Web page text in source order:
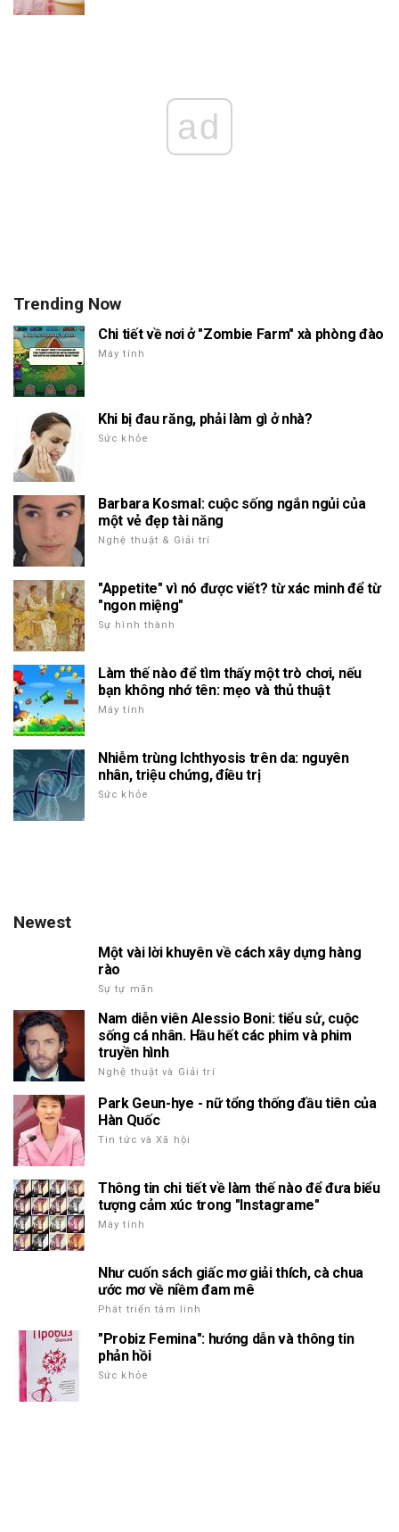
ad
Trending Now
Chi tiết về nơi ở "Zombie Farm" xà phòng đào
Máy tính
Khi bị đau răng, phải làm gì ở nhà?
Sức khỏe
Barbara Kosmal: cuộc sống ngắn ngủi của
một vẻ đẹp tài năng
Nghệ thuật & Giải trí
"Appetite" vì nó được viết? từ xác minh để từ
"ngon miệng"
Sự hình thành
Làm thế nào để tìm thấy một trò chơi, nếu
bạn không nhớ tên: mẹo và thủ thuật
Máy tính
Nhiễm trùng Ichthyosis trên da: nguyên
nhân, triệu chứng, điều trị
Sức khỏe
Newest
Một vài lời khuyên về cách xây dựng hàng
rào
Sự tự mãn
Nam diễn viên Alessio Boni: tiểu sử, cuộc
sống cá nhân. Hầu hết các phim và phim
truyền hình
Nghệ thuật và Giải trí
Park Geun-hye - nữ tổng thống đầu tiên của
Hàn Quốc
Tin tức và Xã hội
Thông tin chi tiết về làm thế nào để đưa biểu
tượng cảm xúc trong "Instagrame"
Máy tính
Như cuốn sách giấc mơ giải thích, cà chua
ước mơ về niềm đam mê
Phát triển tâm linh
"Probiz Femina": hướng dẫn và thông tin
phản hồi
Sức khỏe